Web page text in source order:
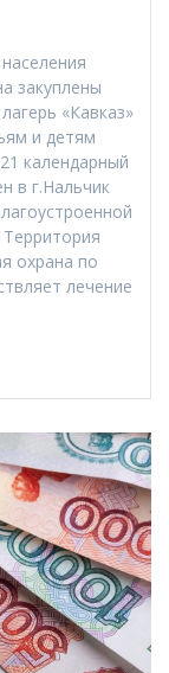
закуплены
«Кавказ»
и детям
календарный
в г.Нальчик
охрана по
лечение